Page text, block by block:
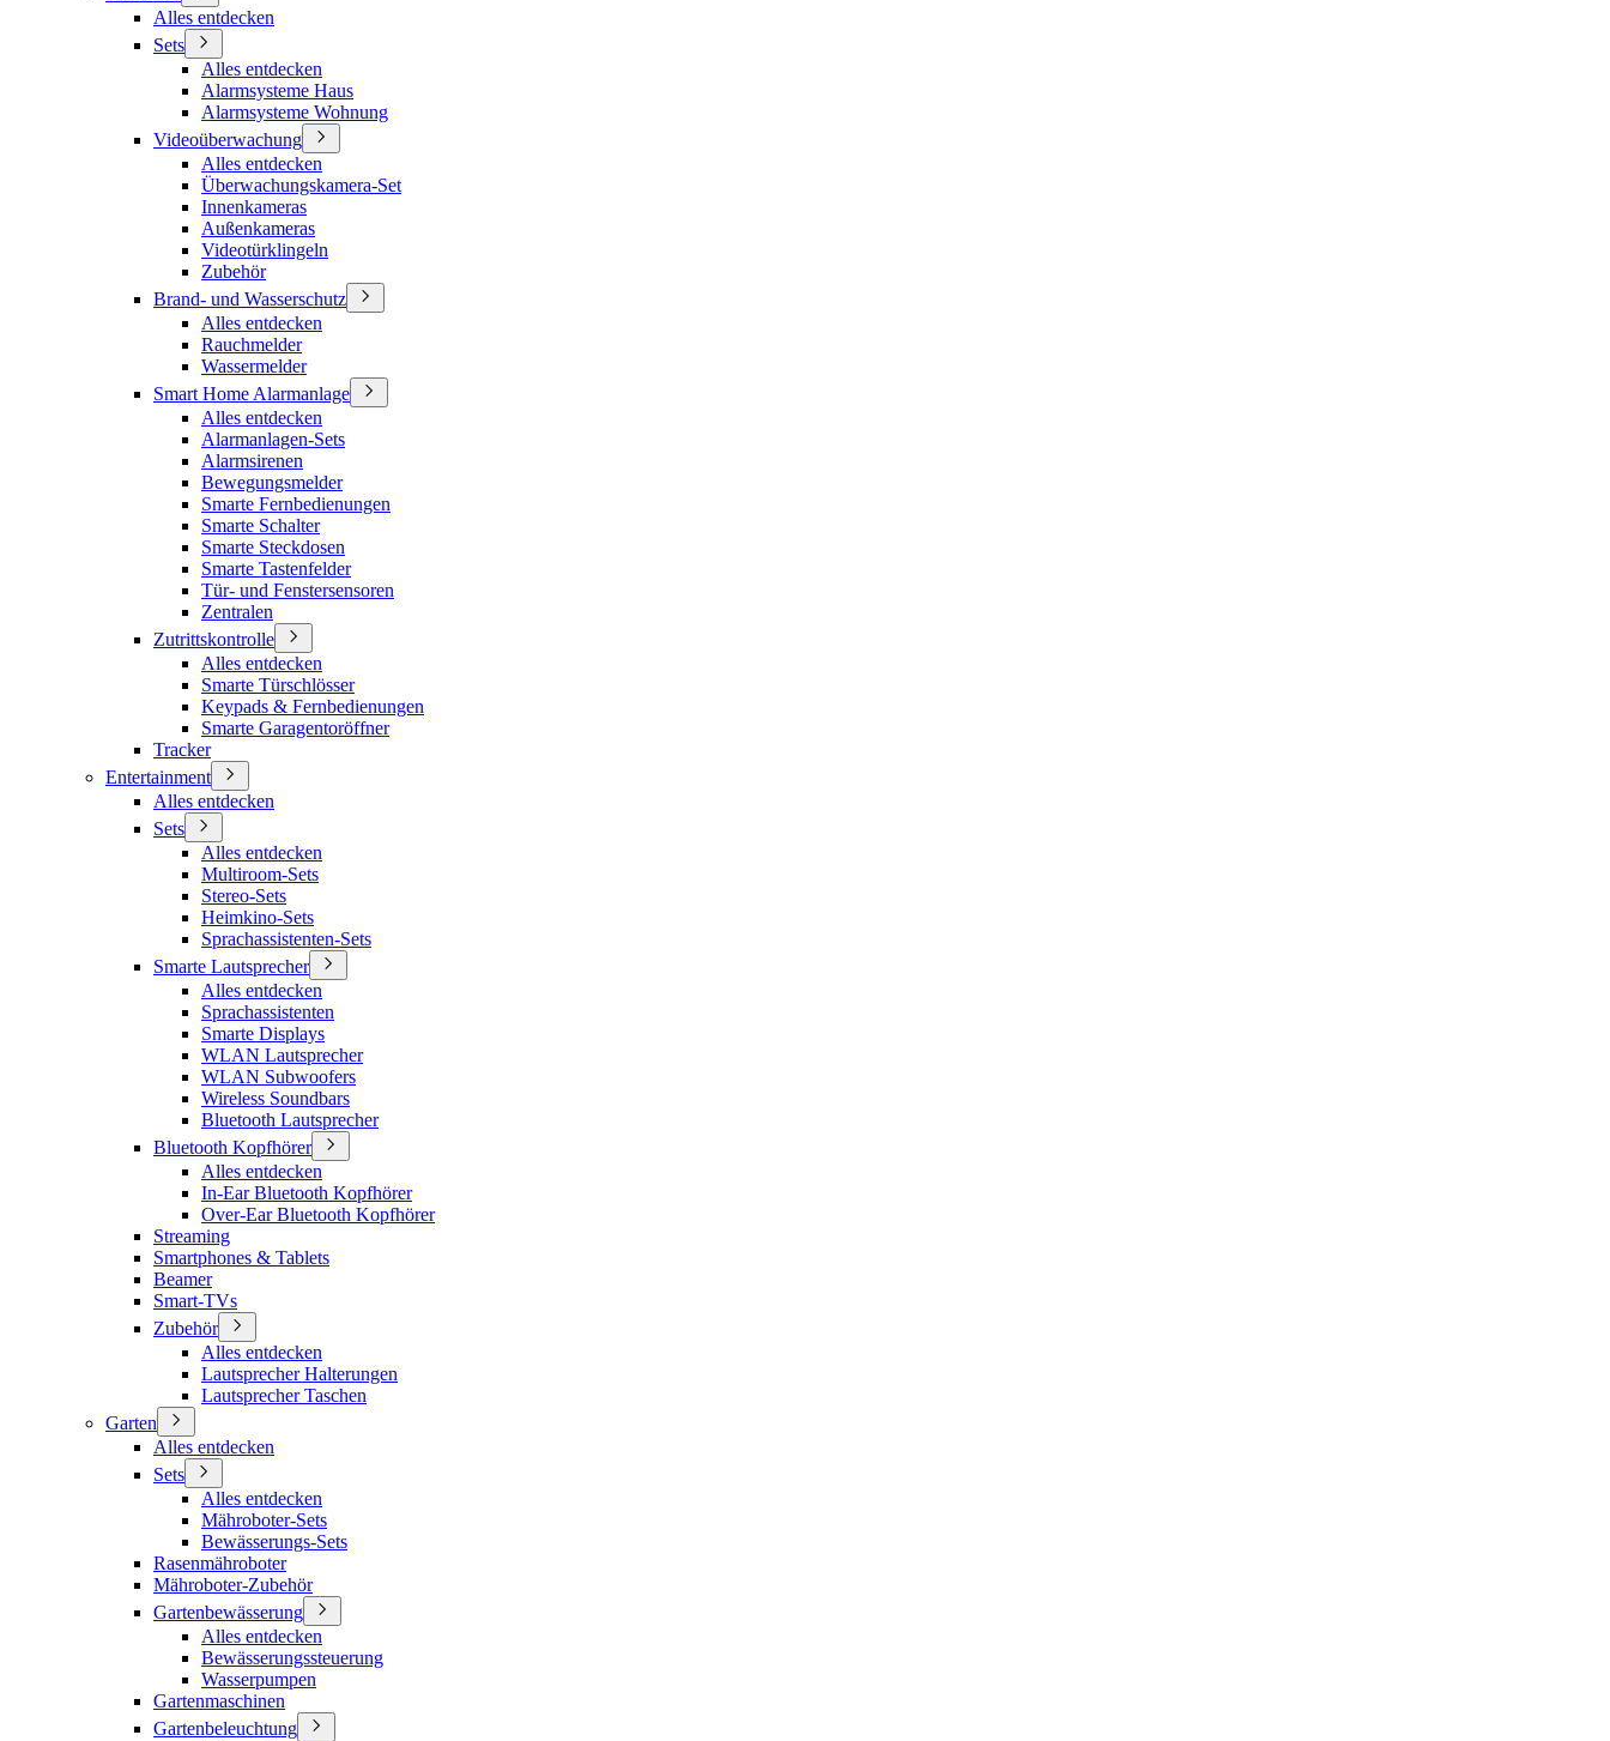
Alles entdecken
Sets
Alles entdecken
Alarmsysteme Haus
Alarmsysteme Wohnung
Videoüberwachung
Alles entdecken
Überwachungskamera-Set
Innenkameras
Außenkameras
Videotürklingeln
Zubehör
Brand- und Wasserschutz
Alles entdecken
Rauchmelder
Wassermelder
Smart Home Alarmanlage
Alles entdecken
Alarmanlagen-Sets
Alarmsirenen
Bewegungsmelder
Smarte Fernbedienungen
Smarte Schalter
Smarte Steckdosen
Smarte Tastenfelder
Tür- und Fenstersensoren
Zentralen
Zutrittskontrolle
Alles entdecken
Smarte Türschlösser
Keypads & Fernbedienungen
Smarte Garagentoröffner
Tracker
Entertainment
Alles entdecken
Sets
Alles entdecken
Multiroom-Sets
Stereo-Sets
Heimkino-Sets
Sprachassistenten-Sets
Smarte Lautsprecher
Alles entdecken
Sprachassistenten
Smarte Displays
WLAN Lautsprecher
WLAN Subwoofers
Wireless Soundbars
Bluetooth Lautsprecher
Bluetooth Kopfhörer
Alles entdecken
In-Ear Bluetooth Kopfhörer
Over-Ear Bluetooth Kopfhörer
Streaming
Smartphones & Tablets
Beamer
Smart-TVs
Zubehör
Alles entdecken
Lautsprecher Halterungen
Lautsprecher Taschen
Garten
Alles entdecken
Sets
Alles entdecken
Mähroboter-Sets
Bewässerungs-Sets
Rasenmähroboter
Mähroboter-Zubehör
Gartenbewässerung
Alles entdecken
Bewässerungssteuerung
Wasserpumpen
Gartenmaschinen
Gartenbeleuchtung